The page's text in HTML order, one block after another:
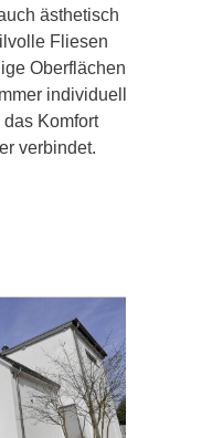
ästhetisch
Fliesen
Oberflächen
individuell
Komfort
verbindet.